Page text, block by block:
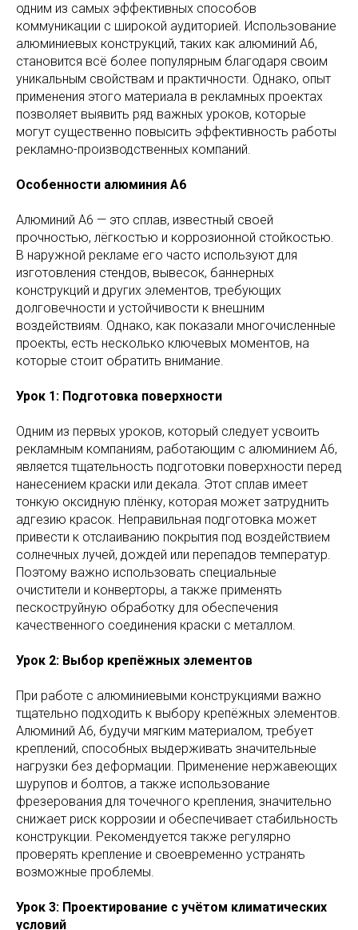
одним из самых эффективных способов
коммуникации с широкой аудиторией. Использование
алюминиевых конструкций, таких как алюминий А6,
становится всё более популярным благодаря своим
уникальным свойствам и практичности. Однако, опыт
применения этого материала в рекламных проектах
позволяет выявить ряд важных уроков, которые
могут существенно повысить эффективность работы
рекламно-производственных компаний.
Особенности алюминия А6
Алюминий А6 — это сплав, известный своей
прочностью, лёгкостью и коррозионной стойкостью.
В наружной рекламе его часто используют для
изготовления стендов, вывесок, баннерных
конструкций и других элементов, требующих
долговечности и устойчивости к внешним
воздействиям. Однако, как показали многочисленные
проекты, есть несколько ключевых моментов, на
которые стоит обратить внимание.
Урок 1: Подготовка поверхности
Одним из первых уроков, который следует усвоить
рекламным компаниям, работающим с алюминием А6,
является тщательность подготовки поверхности перед
нанесением краски или декала. Этот сплав имеет
тонкую оксидную плёнку, которая может затруднить
адгезию красок. Неправильная подготовка может
привести к отслаиванию покрытия под воздействием
солнечных лучей, дождей или перепадов температур.
Поэтому важно использовать специальные
очистители и конверторы, а также применять
пескоструйную обработку для обеспечения
качественного соединения краски с металлом.
Урок 2: Выбор крепёжных элементов
При работе с алюминиевыми конструкциями важно
тщательно подходить к выбору крепёжных элементов.
Алюминий А6, будучи мягким материалом, требует
креплений, способных выдерживать значительные
нагрузки без деформации. Применение нержавеющих
шурупов и болтов, а также использование
фрезерования для точечного крепления, значительно
снижает риск коррозии и обеспечивает стабильность
конструкции. Рекомендуется также регулярно
проверять крепление и своевременно устранять
возможные проблемы.
Урок 3: Проектирование с учётом климатических
условий